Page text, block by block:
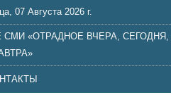
07 Августа 2026 г.
«ОТРАДНОЕ ВЧЕРА, СЕГОДНЯ,